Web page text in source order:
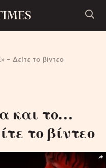
– Δείτε το βίντεο
και το…
το βίντεο